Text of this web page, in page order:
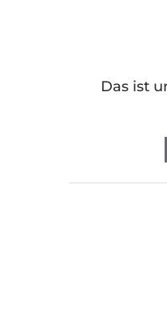
Das ist